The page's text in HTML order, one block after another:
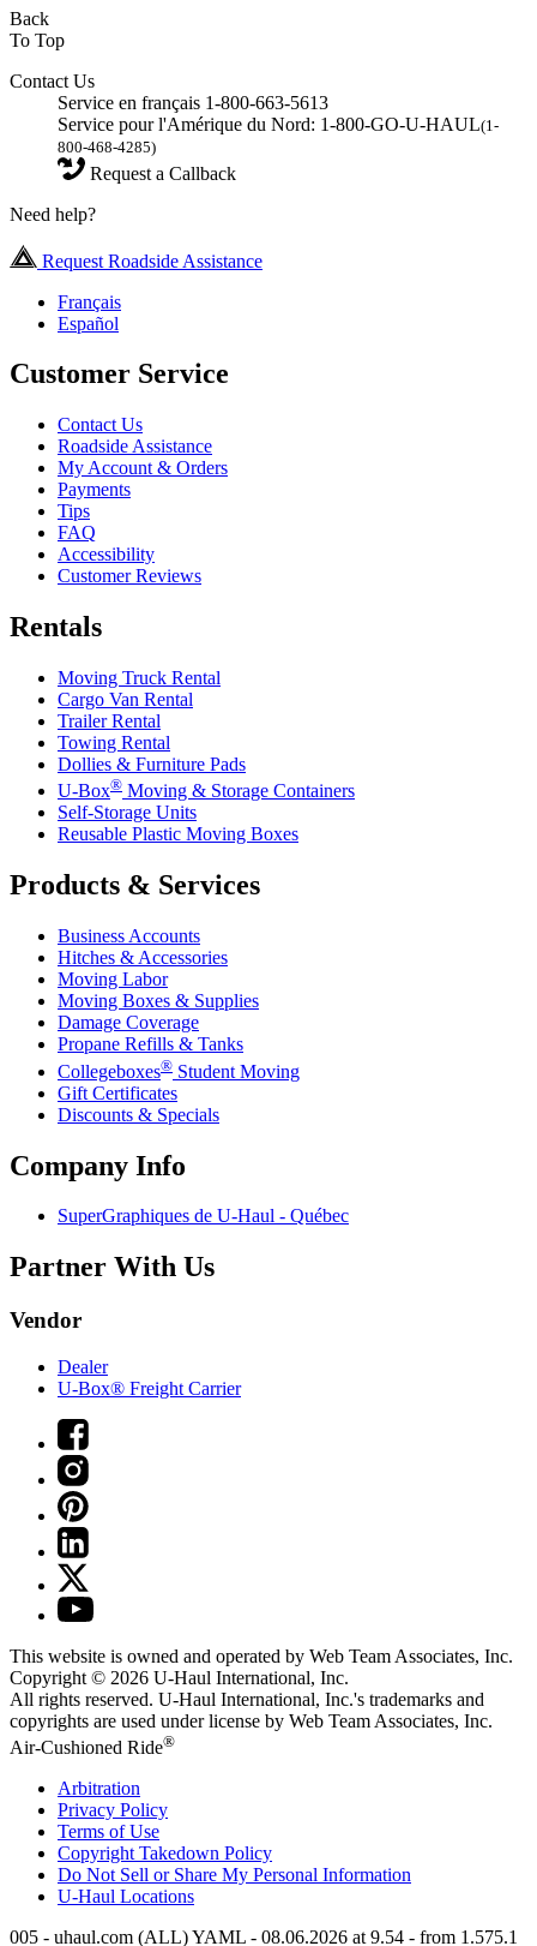
Back
To Top
Contact Us
Service en français 1-800-663-5613
Service pour l'Amérique du Nord: 1-800-GO-U-HAUL(1-
800-468-4285)
Request a Callback
Need help?
Request Roadside Assistance
Français
Español
Customer Service
Contact Us
Roadside Assistance
My Account & Orders
Payments
Tips
FAQ
Accessibility
Customer Reviews
Rentals
Moving Truck Rental
Cargo Van Rental
Trailer Rental
Towing Rental
Dollies & Furniture Pads
U-Box® Moving & Storage Containers
Self-Storage Units
Reusable Plastic Moving Boxes
Products & Services
Business Accounts
Hitches & Accessories
Moving Labor
Moving Boxes & Supplies
Damage Coverage
Propane Refills & Tanks
Collegeboxes® Student Moving
Gift Certificates
Discounts & Specials
Company Info
SuperGraphiques de U-Haul - Québec
Partner With Us
Vendor
Dealer
U-Box® Freight Carrier
This website is owned and operated by Web Team Associates, Inc.
Copyright © 2026 U-Haul International, Inc.
All rights reserved. U-Haul International, Inc.'s trademarks and
copyrights are used under license by Web Team Associates, Inc.
Air-Cushioned Ride®
Arbitration
Privacy Policy
Terms of Use
Copyright Takedown Policy
Do Not Sell or Share My Personal Information
U-Haul Locations
005 - uhaul.com (ALL) YAML - 08.06.2026 at 9.54 - from 1.575.1